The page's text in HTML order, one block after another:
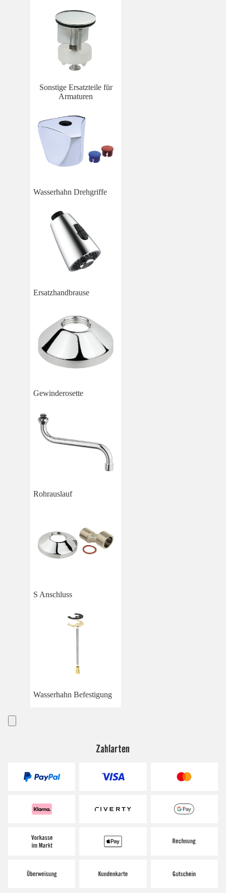
Sonstige Ersatzteile für
Armaturen
Wasserhahn Drehgriffe
Ersatzhandbrause
Gewinderosette
Rohrauslauf
S Anschluss
Wasserhahn Befestigung
Zahlarten